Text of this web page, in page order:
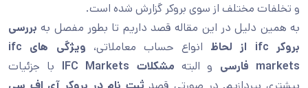
و تخلفات مختلف از سوی بروکر گزارش شده است.
به همین دلیل در این مقاله قصد داریم تا بطور مفصل به بررسی
بروکر ifc از لحاظ
انواع حساب معاملاتی،
ویژگی های ifc
markets فارسی
و البته مشکلات IFC Markets با جزئیات